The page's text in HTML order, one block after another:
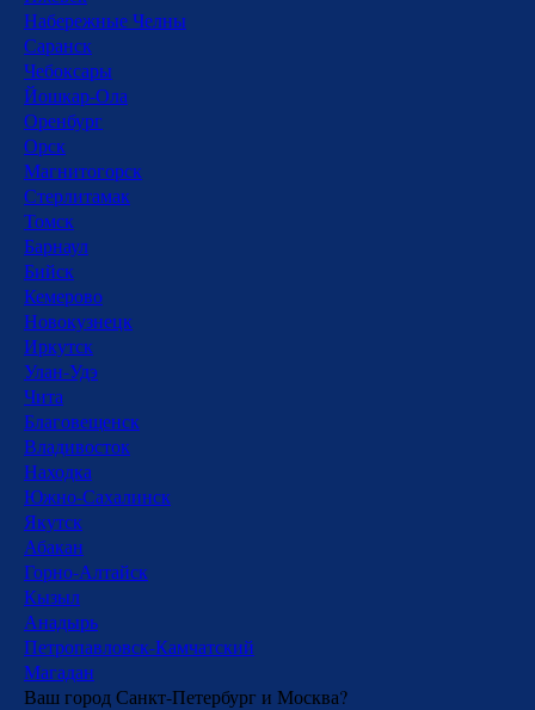
Набережные Челны
Саранск
Чебоксары
Йошкар-Ола
Оренбург
Орск
Магнитогорск
Стерлитамак
Томск
Барнаул
Бийск
Кемерово
Новокузнецк
Иркутск
Улан-Удэ
Чита
Благовещенск
Владивосток
Находка
Южно-Сахалинск
Якутск
Абакан
Горно-Алтайск
Кызыл
Анадырь
Петропавловск-Камчатский
Магадан
Ваш город Санкт-Петербург и Москва?